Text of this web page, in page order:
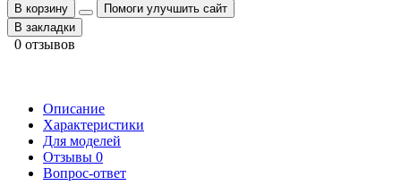
В корзину
Помоги улучшить сайт
В закладки
0 отзывов
Описание
Характеристики
Для моделей
Отзывы 0
Вопрос-ответ